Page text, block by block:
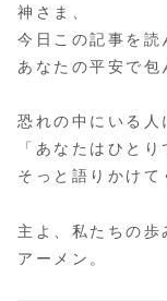
神さま、
今日この記事を読
あなたの平安で包
恐れの中にいる人
「あなたはひと
そっと語りかけて
主よ、私たちの歩
アーメン。